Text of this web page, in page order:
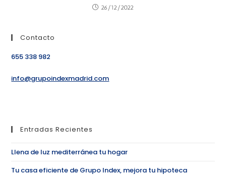
26/12/2022
Contacto
655 338 982
info@grupoindexmadrid.com
Entradas Recientes
Llena de luz mediterránea tu hogar
Tu casa eficiente de Grupo Index, mejora tu hipoteca